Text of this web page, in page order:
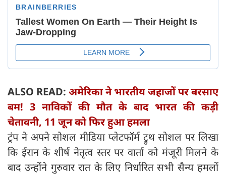
ALSO READ: अमेरिका ने भारतीय जहाजों पर बरसाए
बम! 3 नाविकों की मौत के बाद भारत की कड़ी
चेतावनी, 11 जून को फिर हुआ हमला
ट्रंप ने अपने सोशल मीडिया प्लेटफॉर्म ट्रुथ सोशल पर लिखा
कि ईरान के शीर्ष नेतृत्व स्तर पर वार्ता को मंजूरी मिलने के
बाद उन्होंने गुरुवार रात के लिए निर्धारित सभी सैन्य हमलों